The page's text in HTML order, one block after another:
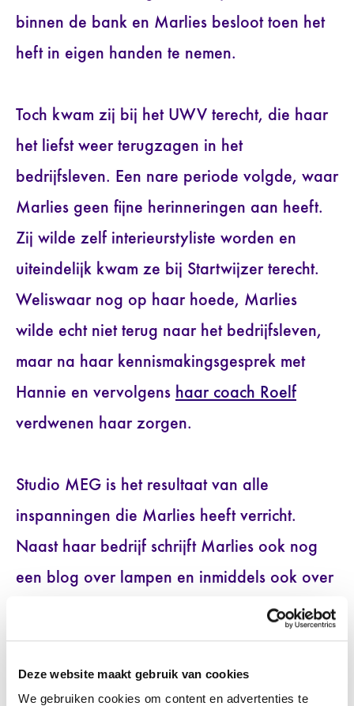
Deze website maakt gebruik van cookies
We gebruiken cookies om content en advertenties te
binnen de bank en Marlies besloot toen het
heft in eigen handen te nemen.
Toch kwam zij bij het UWV terecht, die haar
het liefst weer terugzagen in het
bedrijfsleven. Een nare periode volgde, waar
Marlies geen fijne herinneringen aan heeft.
Zij wilde zelf interieurstyliste worden en
uiteindelijk kwam ze bij Startwijzer terecht.
Weliswaar nog op haar hoede, Marlies
wilde echt niet terug naar het bedrijfsleven,
maar na haar kennismakingsgesprek met
Hannie en vervolgens haar coach Roelf
verdwenen haar zorgen.
Studio MEG is het resultaat van alle
inspanningen die Marlies heeft verricht.
Naast haar bedrijf schrijft Marlies ook nog
een blog over lampen en inmiddels ook over
stoffen. ‘Gewoon doen’, zegt Marlies. ‘Ik heb
me veel te lang tegen laten houden door het
UWV maar het is het beste te doen wat in je
opkomt’.